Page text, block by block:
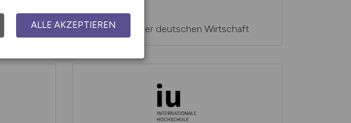
Institut der deutschen Wirtschaft
ALLE AKZEPTIEREN